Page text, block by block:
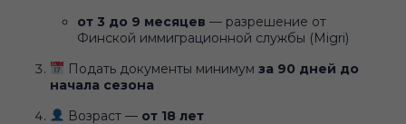
от 3 до 9 месяцев — разрешение от
Финской иммиграционной службы (Migri)
Подать документы минимум за 90 дней до
начала сезона
Возраст — от 18 лет